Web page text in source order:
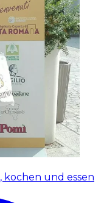
und essen